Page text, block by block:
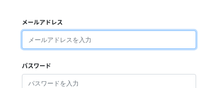
メールアドレス
パスワード